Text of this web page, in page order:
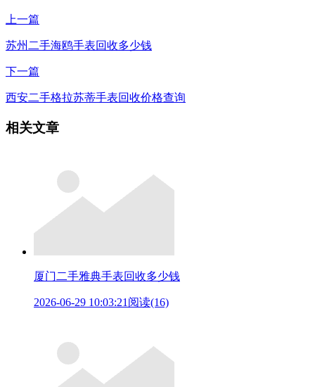
上一篇
苏州二手海鸥手表回收多少钱
下一篇
西安二手格拉苏蒂手表回收价格查询
相关文章
厦门二手雅典手表回收多少钱
2026-06-29 10:03:21 阅读(16)